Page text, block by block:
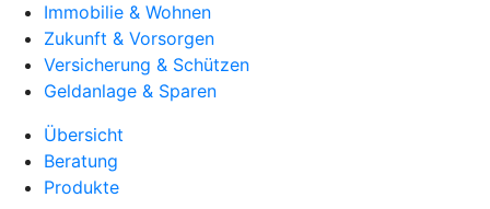
Immobilie & Wohnen
Zukunft & Vorsorgen
Versicherung & Schützen
Geldanlage & Sparen
Übersicht
Beratung
Produkte